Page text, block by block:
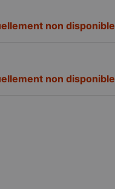
non disponible
non disponible